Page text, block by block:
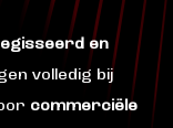
en
volledig bij
commerciële